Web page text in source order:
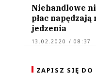
Niehandlowe
płac
jedzenia
13.02.2020 / 08:37
ZAPISZ SIĘ DO